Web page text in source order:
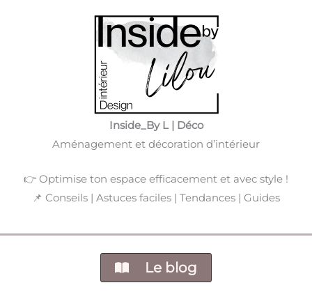
Inside_By L | Déco
Aménagement et décoration d’intérieur
👉 Optimise ton espace efficacement et avec style !
📌​ Conseils | Astuces faciles | Tendances | Guides
Le blog